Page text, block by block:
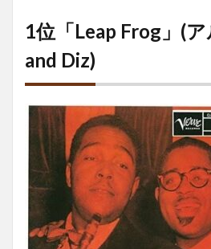
1位「Leap Frog」(
and Diz)